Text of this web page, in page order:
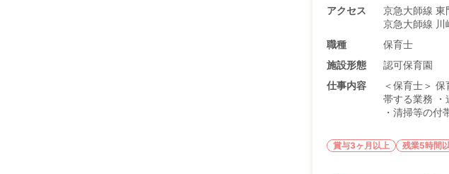
アクセス
京急大師線 東
京急大師線 川
職種
保育士
施設形態
認可保育園
仕事内容
＜保育士＞
帯する業務 ・
・清掃等の付
賞与3ヶ月以上 残業5時間